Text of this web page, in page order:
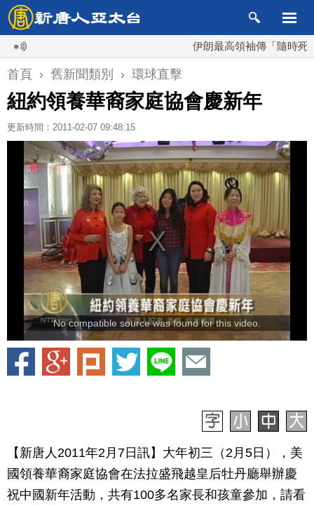
伊朗最高領袖傳「隨時死亡
首頁 › 舊新聞類別 › 環球直擊
紐約領養華裔家庭協會慶新年
更新時間：2011-02-07 09:48:15
No compatible source was found for this video.
【新唐人2011年2月7日訊】大年初三（2月5日），美
國領養華裔家庭協會在法拉盛飛越皇后牡丹廳舉辦慶
祝中國新年活動，共有100多名家長和孩童參加，請看